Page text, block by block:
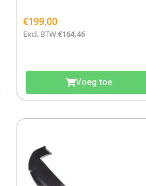
€199,00
Excl. BTW:€164,46
Voeg toe